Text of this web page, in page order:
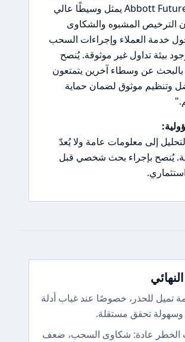
يتضح أن Abbott Futures يمثل وسيطًا عالي
الترخيص المشبوه والشكاوى
خدمة العملاء وإجراءات السحب
بيئة تداول غير موثوقة. يُنصح
بالبحث عن وسطاء آخرين يتمتعون
وتنظيم موثوق لضمان حماية
إلى معلومات عامة ولا يُعدّ
يُنصح بإجراء بحث شخصي قبل
تميل للحذر، خصوصًا عند غياب أدلة
وسهولة تحقق مستقلة.
الخطر عادة: شكاوى السحب، ضعف